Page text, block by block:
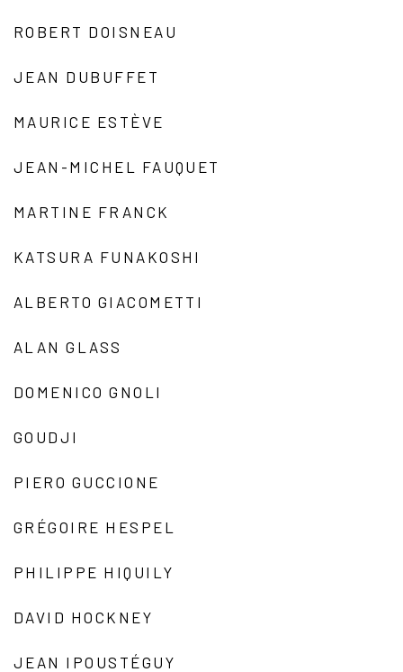
ROBERT DOISNEAU
JEAN DUBUFFET
MAURICE ESTÈVE
JEAN-MICHEL FAUQUET
MARTINE FRANCK
KATSURA FUNAKOSHI
ALBERTO GIACOMETTI
ALAN GLASS
DOMENICO GNOLI
GOUDJI
PIERO GUCCIONE
GRÉGOIRE HESPEL
PHILIPPE HIQUILY
DAVID HOCKNEY
JEAN IPOUSTÉGUY